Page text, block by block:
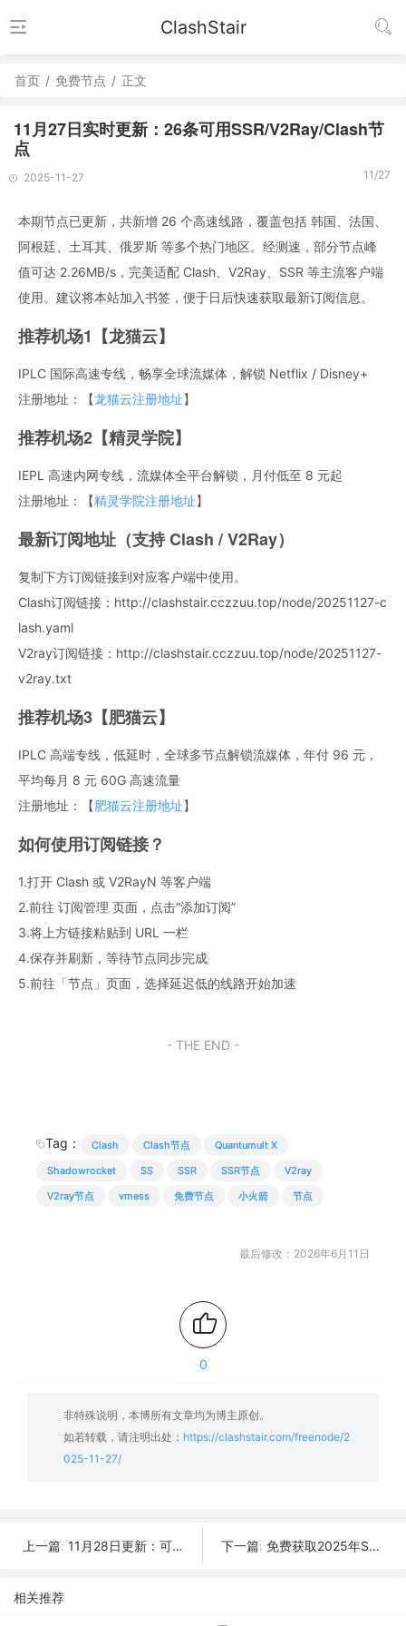
ClashStair
首页 / 免费节点 / 正文
11月27日实时更新：26条可用SSR/V2Ray/Clash节
点
2025-11-27 11/27
本期节点已更新，共新增 26 个高速线路，覆盖包括 韩国、法国、
阿根廷、土耳其、俄罗斯 等多个热门地区。经测速，部分节点峰
值可达 2.26MB/s，完美适配 Clash、V2Ray、SSR 等主流客户端
使用。建议将本站加入书签，便于日后快速获取最新订阅信息。
推荐机场1【龙猫云】
IPLC 国际高速专线，畅享全球流媒体，解锁 Netflix / Disney+
注册地址：【龙猫云注册地址】
推荐机场2【精灵学院】
IEPL 高速内网专线，流媒体全平台解锁，月付低至 8 元起
注册地址：【精灵学院注册地址】
最新订阅地址（支持 Clash / V2Ray）
复制下方订阅链接到对应客户端中使用。
Clash订阅链接：http://clashstair.cczzuu.top/node/20251127-c
lash.yaml
V2ray订阅链接：http://clashstair.cczzuu.top/node/20251127-
v2ray.txt
推荐机场3【肥猫云】
IPLC 高端专线，低延时，全球多节点解锁流媒体，年付 96 元，
平均每月 8 元 60G 高速流量
注册地址：【肥猫云注册地址】
如何使用订阅链接？
1.打开 Clash 或 V2RayN 等客户端
2.前往 订阅管理 页面，点击“添加订阅”
3.将上方链接粘贴到 URL 一栏
4.保存并刷新，等待节点同步完成
5.前往「节点」页面，选择延迟低的线路开始加速
- THE END -
Tag： Clash Clash节点
Quantumult X
Shadowrocket
SS SSR SSR节点
V2ray
V2ray节点
vmess 免费节点 小火箭 节点
最后修改：2026年6月11日
0
非特殊说明，本博所有文章均为博主原创。
如若转载，请注明出处： https://clashstair.com/freenode/2
025-11-27/
上一篇: 11月28日更新：可用SSR/V2Ray/Clash免费节点全集（39条） 下一篇: 免费获取2025年SSR/V2Ray/Clash节点 | 11月26日可用
相关推荐